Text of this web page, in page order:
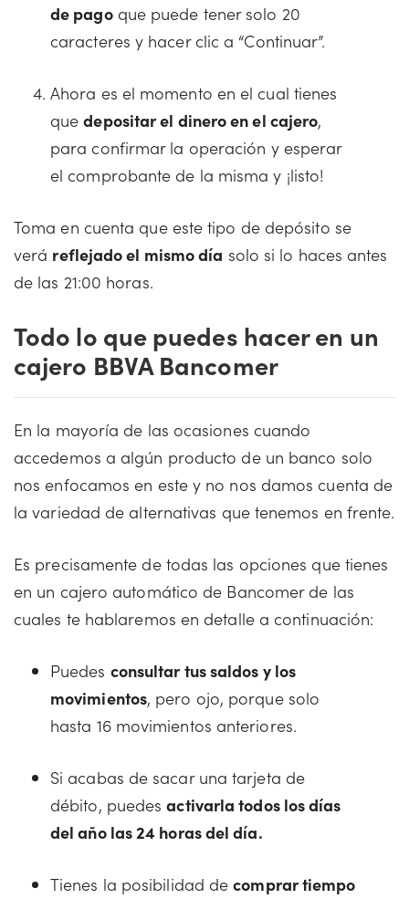
de pagoque puede tener solo 20
caracteres y hacer clic a “Continuar”.
Ahora es el momento en el cual tienes
quedepositar el dinero en el cajero,
para confirmar la operación y esperar
el comprobante de la misma y ¡listo!
Toma en cuenta que este tipo de depósito se
verá reflejado el mismo día solo si lo haces antes
de las 21:00 horas.
Todo lo que puedes hacer en un
cajero BBVA Bancomer
En la mayoría de las ocasiones cuando
accedemos a algún producto de un banco solo
nos enfocamos en este y no nos damos cuenta de
la variedad de alternativas que tenemos en frente.
Es precisamente de todas las opciones que tienes
en un cajero automático de Bancomer de las
cuales te hablaremos en detalle a continuación:
Puedes consultar tus saldos y los
movimientos, pero ojo, porque solo
hasta 16 movimientos anteriores.
Si acabas de sacar una tarjeta de
débito, puedesactivarla todos los días
del año las 24 horas del día.
Tienes la posibilidad decomprar tiempo